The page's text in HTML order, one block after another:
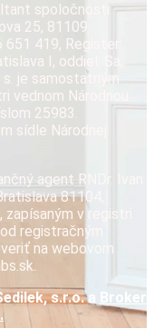
spoločnosti
25, 81109
651 419, Register:
I, oddiel: Sa,
je samostatným
vednom Národnou
25983.
sídle Národnej
agent RNDr. Ivan
81104,
v registri
registračným
na webovom
s.r.o. a Broker